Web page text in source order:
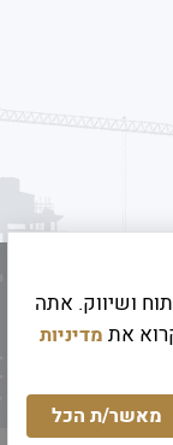
ושיווק. אתה
את מדיניות
מאשר/ת הכל